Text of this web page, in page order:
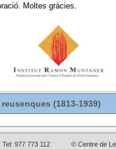
Moltes gràcies.
(1813-1939)
Tel: 977 773 112 © Centre de